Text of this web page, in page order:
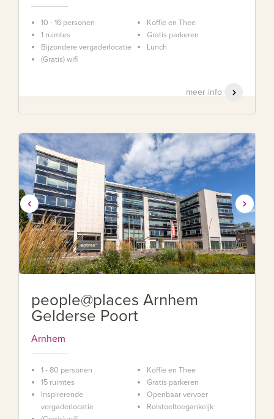
10 - 16 personen
1 ruimtes
Bijzondere vergaderlocatie
(Gratis) wifi
Koffie en Thee
Gratis parkeren
Lunch
meer info
people@places Arnhem
Gelderse Poort
Arnhem
1 - 80 personen
15 ruimtes
Inspirerende
vergaderlocatie
Koffie en Thee
Gratis parkeren
Openbaar vervoer
Rolstoeltoegankeljk